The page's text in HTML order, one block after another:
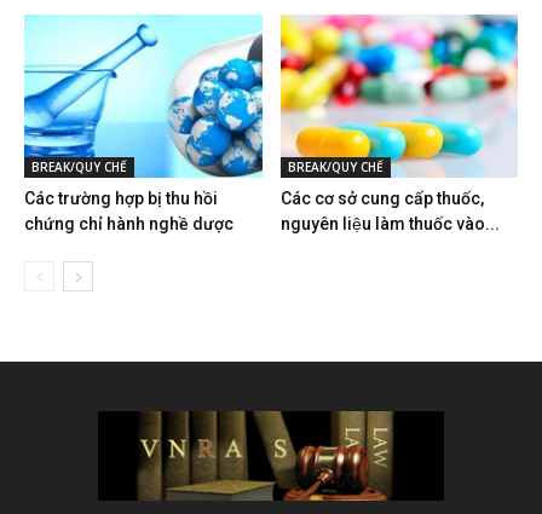
BREAK/QUY CHẾ
Các trường hợp bị thu hồi
chứng chỉ hành nghề dược
BREAK/QUY CHẾ
Các cơ sở cung cấp thuốc,
nguyên liệu làm thuốc vào...